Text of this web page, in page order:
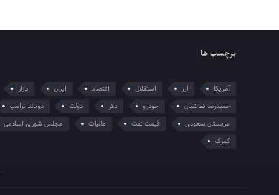
برچسب ها
آمریکا ارز استقلال اقتصاد ایران بازار
حمیدرضا نقاشیان
خودرو دلار دولت دونالد ترامپ
عربستان سعودی
قیمت نفت مالیات مجلس شورای اسلامی
گمرک